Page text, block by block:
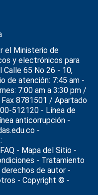
el Ministerio de
y electrónicos para
Calle 65 No 26 - 10,
de atención: 7:45 am -
7:00 am a 3:30 pm /
8781501 / Apartado
512120 - Línea de
anticorrupción -
-
FAQ - Mapa del Sitio -
- Tratamiento
de autor -
- Copyright © -